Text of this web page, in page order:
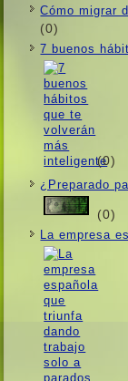
Cómo migrar
(0)
7 buenos
(0)
¿Preparado
(0)
La empresa